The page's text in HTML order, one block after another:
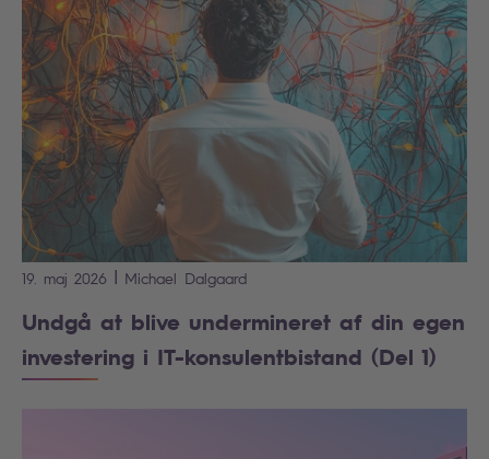
19. maj 2026 | Michael Dalgaard
Undgå at blive undermineret af din egen
investering i IT-konsulentbistand (Del 1)